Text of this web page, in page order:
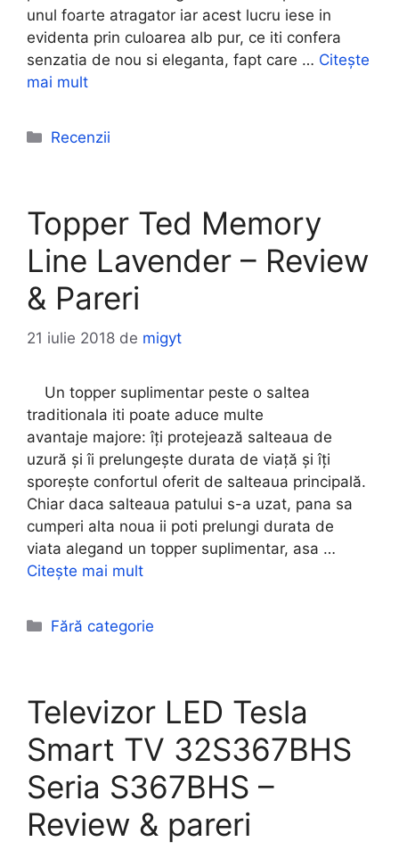
unul foarte atragator iar acest lucru iese in
evidenta prin culoarea alb pur, ce iti confera
senzatia de nou si eleganta, fapt care … Citește
mai mult
Categorii
Recenzii
Topper Ted Memory
Line Lavender – Review
& Pareri
21 iulie 2018 de migyt
Un topper suplimentar peste o saltea
traditionala iti poate aduce multe
avantaje majore: îți protejează salteaua de
uzură și îi prelungește durata de viață și îți
sporește confortul oferit de salteaua principală.
Chiar daca salteaua patului s-a uzat, pana sa
cumperi alta noua ii poti prelungi durata de
viata alegand un topper suplimentar, asa …
Citește mai mult
Categorii
Fără categorie
Televizor LED Tesla
Smart TV 32S367BHS
Seria S367BHS –
Review & pareri